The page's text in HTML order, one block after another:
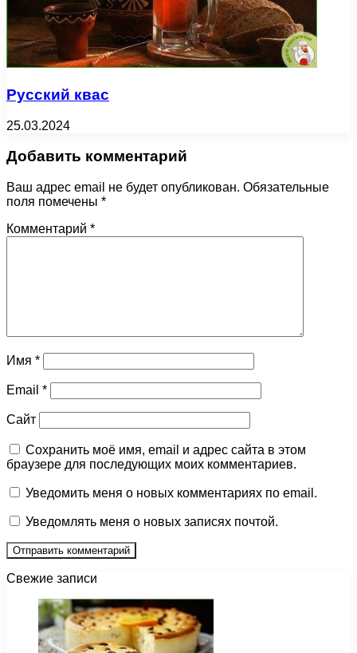
Русский квас
25.03.2024
Добавить комментарий
Ваш адрес email не будет опубликован. Обязательные
поля помечены *
Комментарий *
Имя *
Email *
Сайт
Сохранить моё имя, email и адрес сайта в этом
браузере для последующих моих комментариев.
Уведомить меня о новых комментариях по email.
Уведомлять меня о новых записях почтой.
Свежие записи